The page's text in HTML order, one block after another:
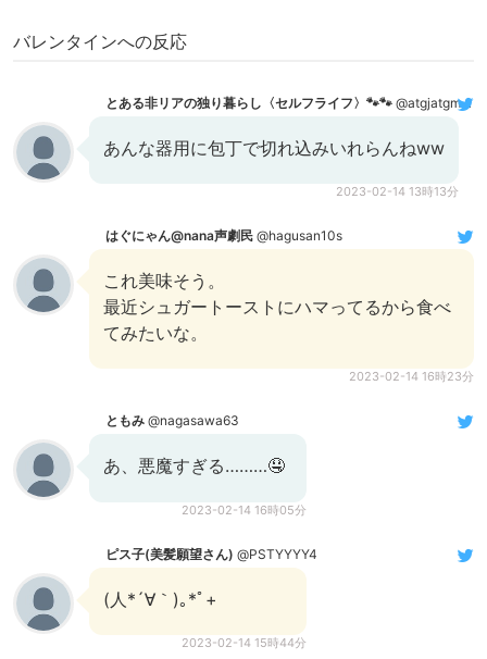
バレンタインへの反応
とある非リアの独り暮らし〈セルフライフ〉🐾🐾 @atgjatgmjwmt
あんな器用に包丁で切れ込みいれらんねww
2023-02-14 13時13分
はぐにゃん@nana声劇民 @hagusan10s
これ美味そう。
最近シュガートーストにハマってるから食べ
てみたいな。
2023-02-14 16時23分
ともみ @nagasawa63
あ、悪魔すぎる………🤤
2023-02-14 16時05分
ピス子(美髪願望さん) @PSTYYYY4
(人*´∀｀)｡*ﾟ+
2023-02-14 15時44分